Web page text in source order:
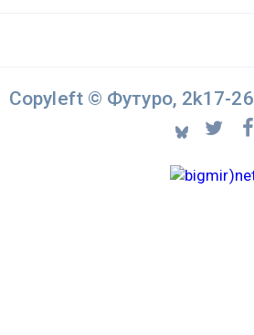
Copyleft © Футуро, 2k17-26